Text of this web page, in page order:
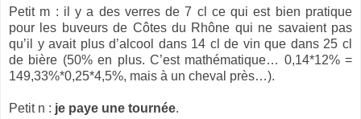
Petit m : il y a des verres de 7 cl ce qui est bien pratique
pour les buveurs de Côtes du Rhône qui ne savaient pas
qu’il y avait plus d’alcool dans 14 cl de vin que dans 25 cl
de bière (50% en plus. C’est mathématique… 0,14*12% =
149,33%*0,25*4,5%, mais à un cheval près…).
Petit n : je paye une tournée.